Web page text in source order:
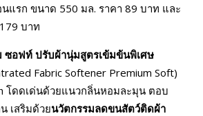
แรก ขนาด 550 มล. ราคา 89 บาท และ
บาท
ซอฟท์ ปรับผ้านุ่มสูตรเข้มข้นพิเศษ
Fabric Softener Premium Soft)
โดดเด่นด้วยแนวกลิ่นหอมละมุน ตอบ
เสริมด้วยนวัตกรรมลดขนสัตว์ติดผ้า